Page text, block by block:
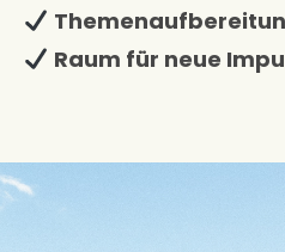
Raum für neue